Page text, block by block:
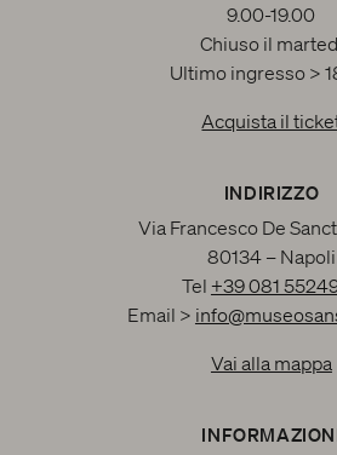
9.00-19.00
Chiuso il
Ultimo ingresso >
Acquista il
INDIRIZZO
Via Francesco De
80134 – Napoli
Tel +39 081
Email >
Vai alla mappa